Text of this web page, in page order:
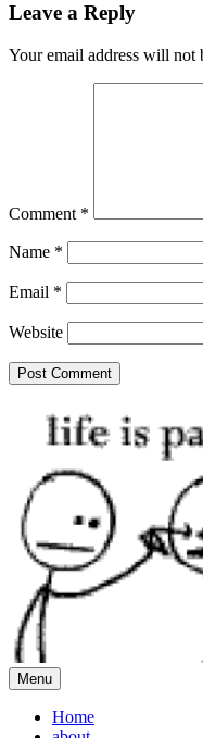
Leave a Reply
Your email address will not
Comment *
Name *
Email *
Website
Menu
Home